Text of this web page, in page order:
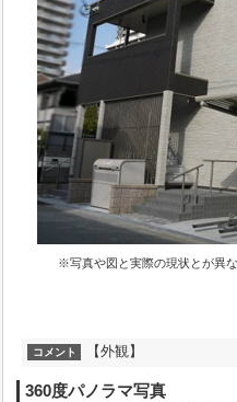
※写真や図と実際の現状とが異
コメント 【外観】
360度パノラマ写真